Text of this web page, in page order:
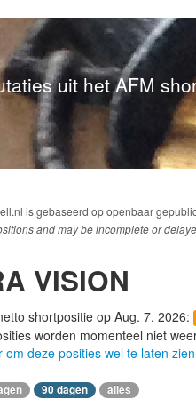
uit het AFM
is gebaseerd op openbaar
and may be incomplete or
VISION
shortpositie op Aug. 7, 2026:
worden momenteel niet
om deze posities wel te laten zien
90 dagen alles